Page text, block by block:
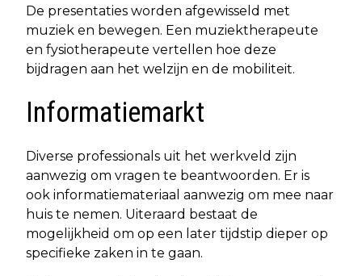
De presentaties worden afgewisseld met
muziek en bewegen. Een muziektherapeute
en fysiotherapeute vertellen hoe deze
bijdragen aan het welzijn en de mobiliteit.
Informatiemarkt
Diverse professionals uit het werkveld zijn
aanwezig om vragen te beantwoorden. Er is
ook informatiemateriaal aanwezig om mee naar
huis te nemen. Uiteraard bestaat de
mogelijkheid om op een later tijdstip dieper op
specifieke zaken in te gaan.